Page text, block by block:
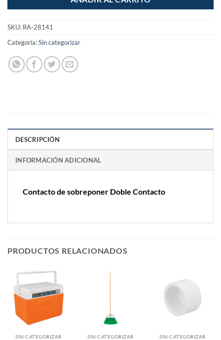
SKU: RA-28141
Categoría:Sin categorizar
DESCRIPCIÓN
INFORMACIÓN ADICIONAL
Contacto de sobreponer Doble Contacto
PRODUCTOS RELACIONADOS
SIN CATEGORIZAR SIN CATEGORIZAR SIN CATEGORIZAR